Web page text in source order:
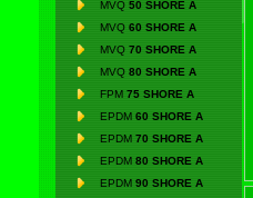
MVQ 50 SHORE A
MVQ 60 SHORE A
MVQ 70 SHORE A
MVQ 80 SHORE A
FPM 75 SHORE A
EPDM 60 SHORE A
EPDM 70 SHORE A
EPDM 80 SHORE A
EPDM 90 SHORE A